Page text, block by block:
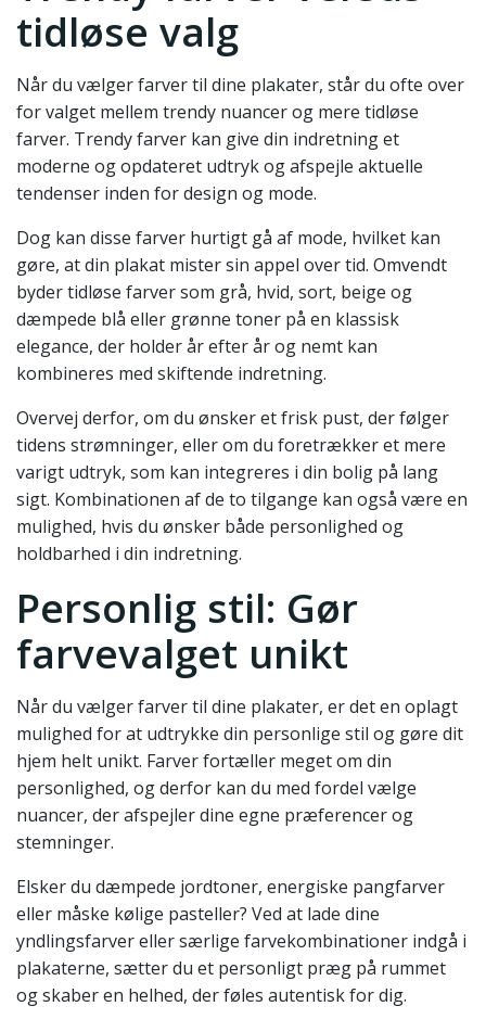
tidløse valg
Når du vælger farver til dine plakater, står du ofte over
for valget mellem trendy nuancer og mere tidløse
farver. Trendy farver kan give din indretning et
moderne og opdateret udtryk og afspejle aktuelle
tendenser inden for design og mode.
Dog kan disse farver hurtigt gå af mode, hvilket kan
gøre, at din plakat mister sin appel over tid. Omvendt
byder tidløse farver som grå, hvid, sort, beige og
dæmpede blå eller grønne toner på en klassisk
elegance, der holder år efter år og nemt kan
kombineres med skiftende indretning.
Overvej derfor, om du ønsker et frisk pust, der følger
tidens strømninger, eller om du foretrækker et mere
varigt udtryk, som kan integreres i din bolig på lang
sigt. Kombinationen af de to tilgange kan også være en
mulighed, hvis du ønsker både personlighed og
holdbarhed i din indretning.
Personlig stil: Gør
farvevalget unikt
Når du vælger farver til dine plakater, er det en oplagt
mulighed for at udtrykke din personlige stil og gøre dit
hjem helt unikt. Farver fortæller meget om din
personlighed, og derfor kan du med fordel vælge
nuancer, der afspejler dine egne præferencer og
stemninger.
Elsker du dæmpede jordtoner, energiske pangfarver
eller måske kølige pasteller? Ved at lade dine
yndlingsfarver eller særlige farvekombinationer indgå i
plakaterne, sætter du et personligt præg på rummet
og skaber en helhed, der føles autentisk for dig.